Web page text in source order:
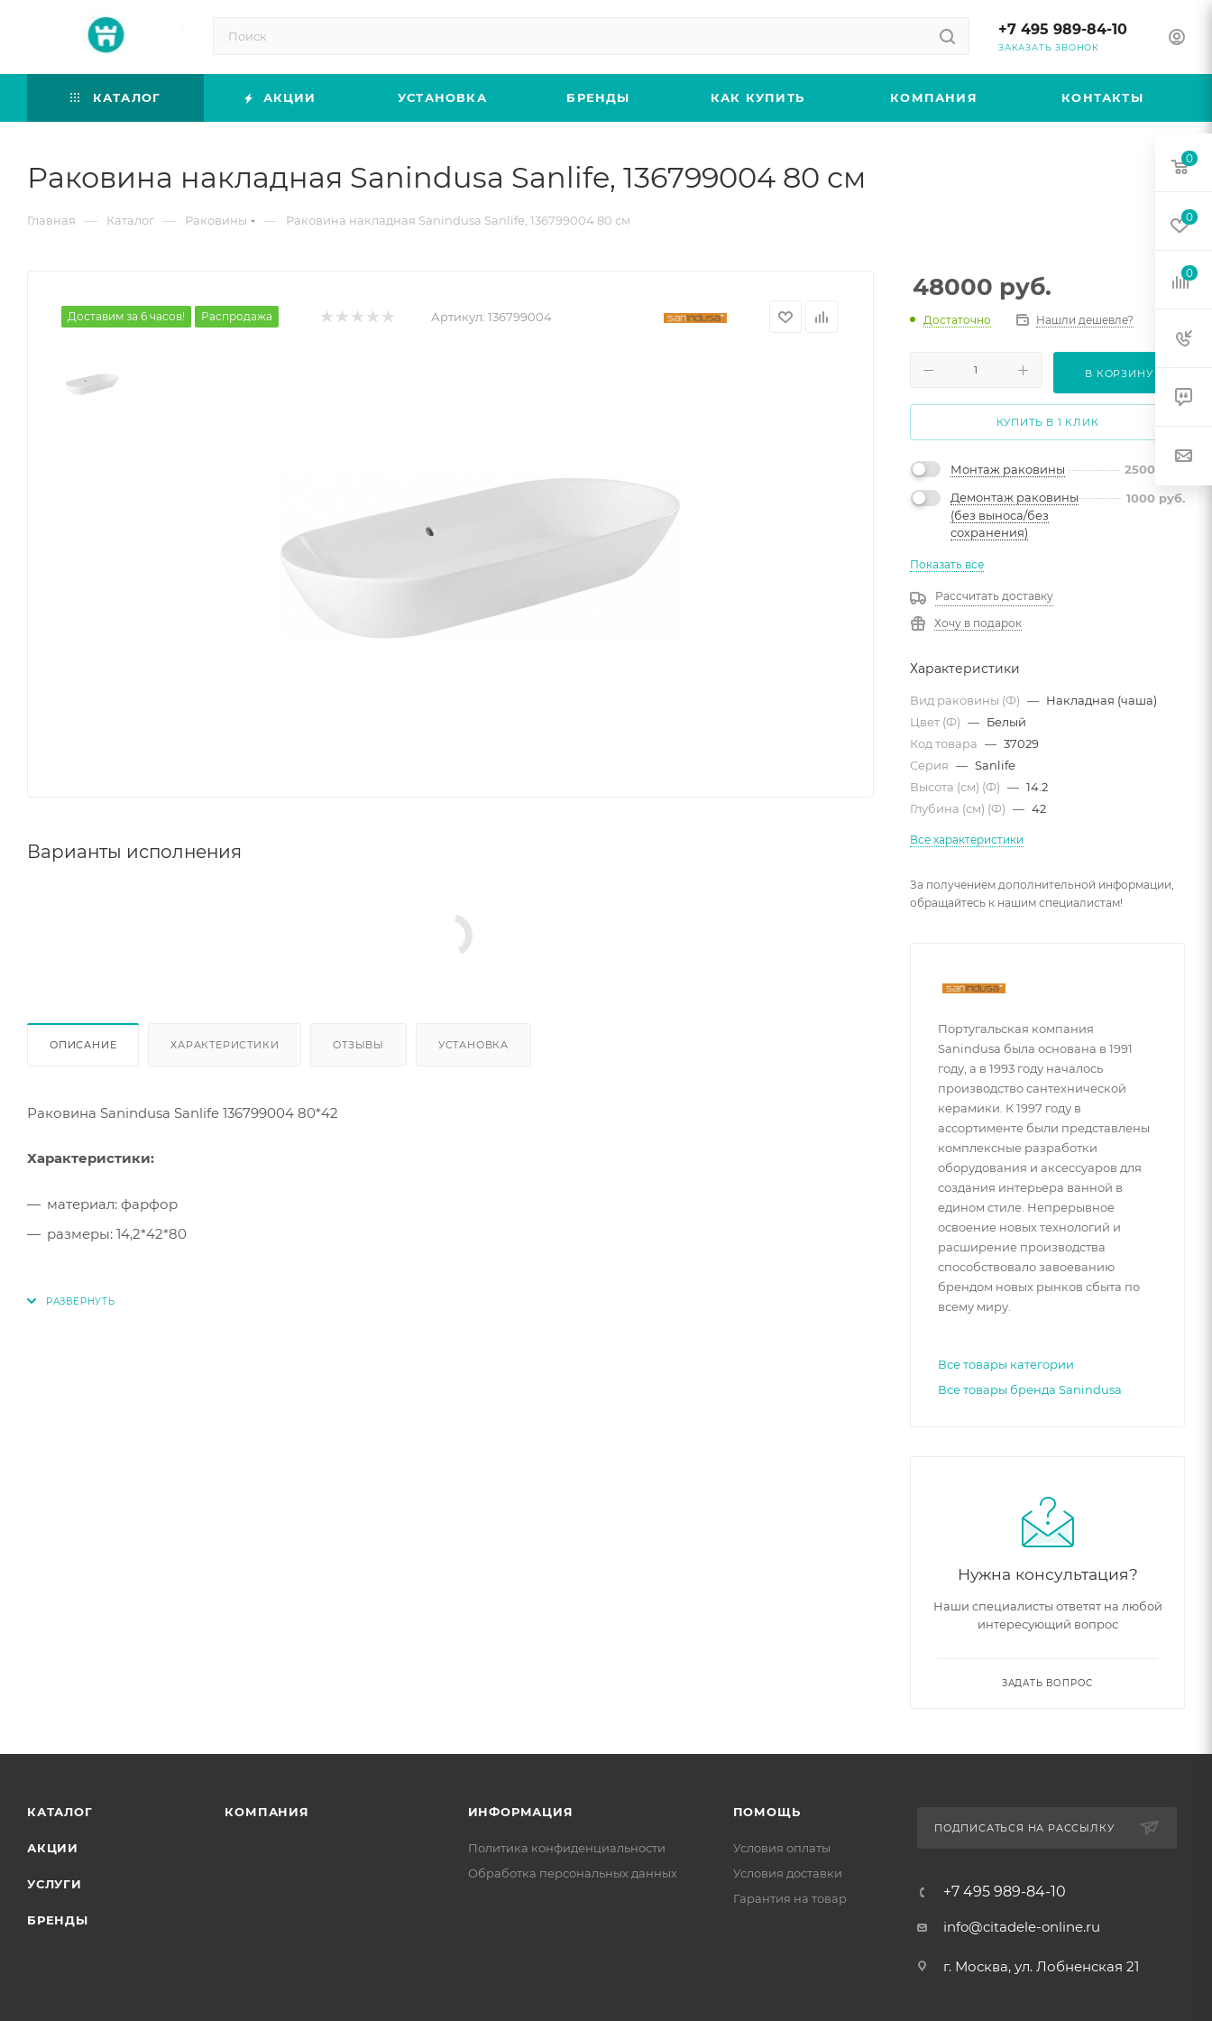
+7 495 989-84-10
ЗАКАЗАТЬ ЗВОНОК
КАТАЛОГ АКЦИИ УСТАНОВКА БРЕНДЫ КАК КУПИТЬ КОМПАНИЯ КОНТАКТЫ
Раковина накладная Sanindusa Sanlife, 136799004 80 см
Главная — Каталог — Раковины — Раковина накладная Sanindusa Sanlife, 136799004 80 см
Доставим за 6 часов! Распродажа Артикул: 136799004
Варианты исполнения
ОПИСАНИЕ ХАРАКТЕРИСТИКИ ОТЗЫВЫ УСТАНОВКА
Раковина Sanindusa Sanlife 136799004 80*42
Характеристики:
материал: фарфор
размеры: 14,2*42*80
48000 руб.
Достаточно Нашли дешевле?
В КОРЗИНУ
КУПИТЬ В 1 КЛИК
Монтаж раковины 2500
Демонтаж раковины
(без выноса/без
сохранения)
1000 руб.
Показать все
Рассчитать доставку
Хочу в подарок
Характеристики
Вид раковины (Ф) — Накладная (чаша)
Цвет (Ф) — Белый
Код товара — 37029
Серия — Sanlife
Высота (см) (Ф) — 14.2
Глубина (см) (Ф) — 42
Все характеристики
За получением дополнительной информации,
обращайтесь к нашим специалистам!
Португальская компания
Sanindusa была основана в 1991
году, а в 1993 году началось
производство сантехнической
керамики. К 1997 году в
ассортименте были представлены
комплексные разработки
оборудования и аксессуаров для
создания интерьера ванной в
едином стиле. Непрерывное
освоение новых технологий и
расширение производства
способствовало завоеванию
брендом новых рынков сбыта по
всему миру.
Все товары категории
Все товары бренда Sanindusa
Нужна консультация?
Наши специалисты ответят на любой
интересующий вопрос
ЗАДАТЬ ВОПРОС
КАТАЛОГ
АКЦИИ
УСЛУГИ
БРЕНДЫ
КОМПАНИЯ ИНФОРМАЦИЯ
Политика конфиденциальности
Обработка персональных данных
ПОМОЩЬ
Условия оплаты
Условия доставки
Гарантия на товар
ПОДПИСАТЬСЯ НА РАССЫЛКУ
+7 495 989-84-10
info@citadele-online.ru
г. Москва, ул. Лобненская 21
0
0
0